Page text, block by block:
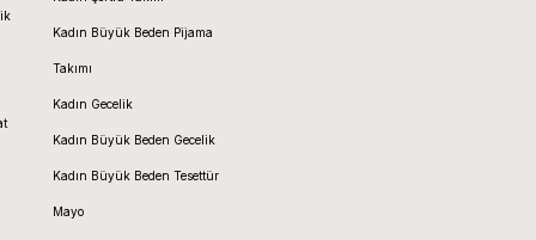
Kadın Büyük Beden Pijama
Takımı
Kadın Gecelik
Kadın Büyük Beden Gecelik
Kadın Büyük Beden Tesettür
Mayo